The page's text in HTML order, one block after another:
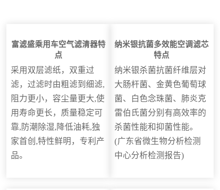
富滤盛乘用车空气滤清器特
点
采用双层滤纸，双重过
滤，过滤时由粗滤到细滤,
阻力更小，容尘量更大,使
用寿命更长，质量稳定可
靠,防潮除湿,降低油耗,独
家首创,特性鲜明，专利产
品。
纳米银抗菌多效能空调滤芯
特点
纳米银杀菌抗菌纤维层对
大肠杆菌、金黄色葡萄球
菌、白色念珠菌、肺炎克
雷伯氏菌分别有高效率的
杀菌性能和抑菌性能。
(广东省微生物分析检测
中心分析检测报告)